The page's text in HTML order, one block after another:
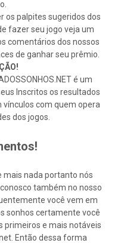
os palpites sugeridos dos
fazer seu jogo veja um
comentários dos nossos
de ganhar seu prêmio.
é um
Inscritos os resultados
vínculos com quem opera
dos jogos.
mais nada portanto nós
também no nosso
você vem em
sonhos certamente você
primeiros e mais notáveis
Então dessa forma